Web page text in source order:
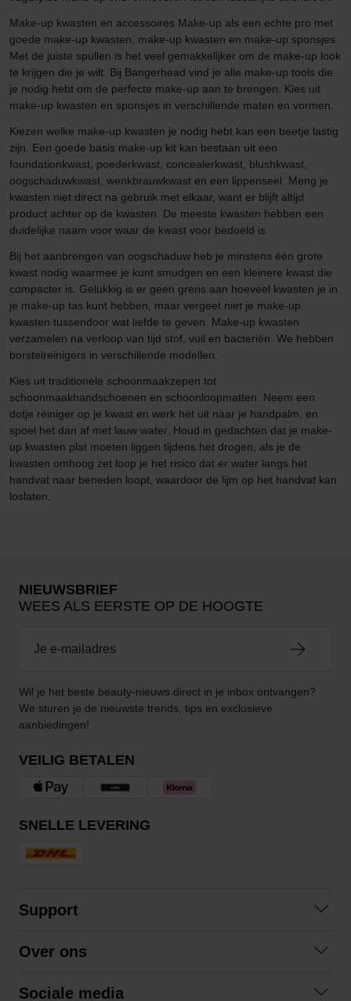
Make-up kwasten en accessoires Make-up als een echte pro met
goede make-up kwasten, make-up kwasten en make-up sponsjes.
Met de juiste spullen is het veel gemakkelijker om de make-up look
te krijgen die je wilt. Bij Bangerhead vind je alle make-up tools die
je nodig hebt om de perfecte make-up aan te brengen. Kies uit
make-up kwasten en sponsjes in verschillende maten en vormen.
Kiezen welke make-up kwasten je nodig hebt kan een beetje lastig
zijn. Een goede basis make-up kit kan bestaan uit een
foundationkwast, poederkwast, concealerkwast, blushkwast,
oogschaduwkwast, wenkbrauwkwast en een lippenseel. Meng je
kwasten niet direct na gebruik met elkaar, want er blijft altijd
product achter op de kwasten. De meeste kwasten hebben een
duidelijke naam voor waar de kwast voor bedoeld is.
Bij het aanbrengen van oogschaduw heb je minstens één grote
kwast nodig waarmee je kunt smudgen en een kleinere kwast die
compacter is. Gelukkig is er geen grens aan hoeveel kwasten je in
je make-up tas kunt hebben, maar vergeet niet je make-up
kwasten tussendoor wat liefde te geven. Make-up kwasten
verzamelen na verloop van tijd stof, vuil en bacteriën. We hebben
borstelreinigers in verschillende modellen.
Kies uit traditionele schoonmaakzepen tot
schoonmaakhandschoenen en schoonloopmatten. Neem een
dotje reiniger op je kwast en werk het uit naar je handpalm, en
spoel het dan af met lauw water. Houd in gedachten dat je make-
up kwasten plat moeten liggen tijdens het drogen, als je de
kwasten omhoog zet loop je het risico dat er water langs het
handvat naar beneden loopt, waardoor de lijm op het handvat kan
loslaten.
NIEUWSBRIEF
WEES ALS EERSTE OP DE HOOGTE
Wil je het beste beauty-nieuws direct in je inbox ontvangen?
We sturen je de nieuwste trends, tips en exclusieve
aanbiedingen!
VEILIG BETALEN
SNELLE LEVERING
Support
Algemene voorwaarden
Over ons
Sociale media